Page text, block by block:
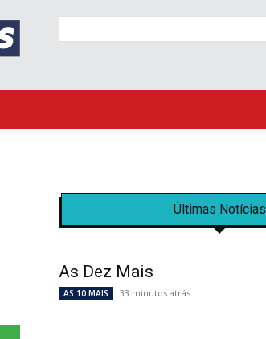
Últimas Notícias
As Dez Mais
AS 10 MAIS 33 minutos atrás